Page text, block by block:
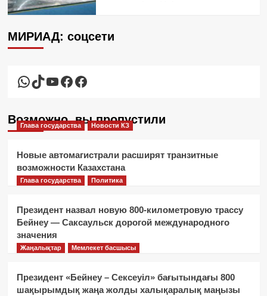
МИРИАД: соцсети
WhatsApp
TikTok
YouTube
Facebook
Facebook
Возможно, вы пропустили
Глава государства Новости КЗ
Новые автомагистрали расширят транзитные
возможности Казахстана
Глава государства Политика
Президент назвал новую 800-километровую трассу
Бейнеу — Саксаульск дорогой международного
значения
Жаңалықтар Мемлекет басшысы
Президент «Бейнеу – Сексеуіл» бағытындағы 800
шақырымдық жаңа жолды халықаралық маңызы